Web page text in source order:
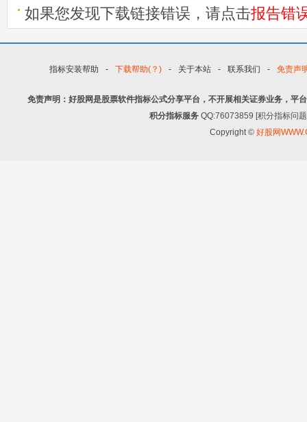
如果您发现下载链接错误，请点击报告错
指标安装帮助 - 下载帮助(？) - 关于本站 - 联系我们 - 免责声
免责声明：好股网是股票软件指标公式分享平台，不开展相关证券业务，平
积分指标服务 QQ:76073859 [积分指标问
Copyright © 好股网